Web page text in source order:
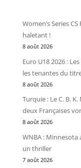
Women’s Series
haletant !
8 août 2026
Euro U18 2026 :
les tenantes du
8 août 2026
Turquie : Le C. B.
deux Françaises
8 août 2026
WNBA : Minnesota
un thriller
7 août 2026